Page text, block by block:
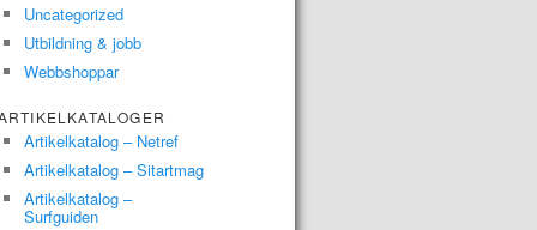
Uncategorized
Utbildning & jobb
Webbshoppar
Artikelkatalog – Netref
Artikelkatalog – Sitartmag
Artikelkatalog –
Surfguiden